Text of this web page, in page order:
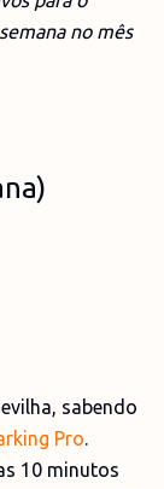
no mês
sabendo
Pro.
10 minutos